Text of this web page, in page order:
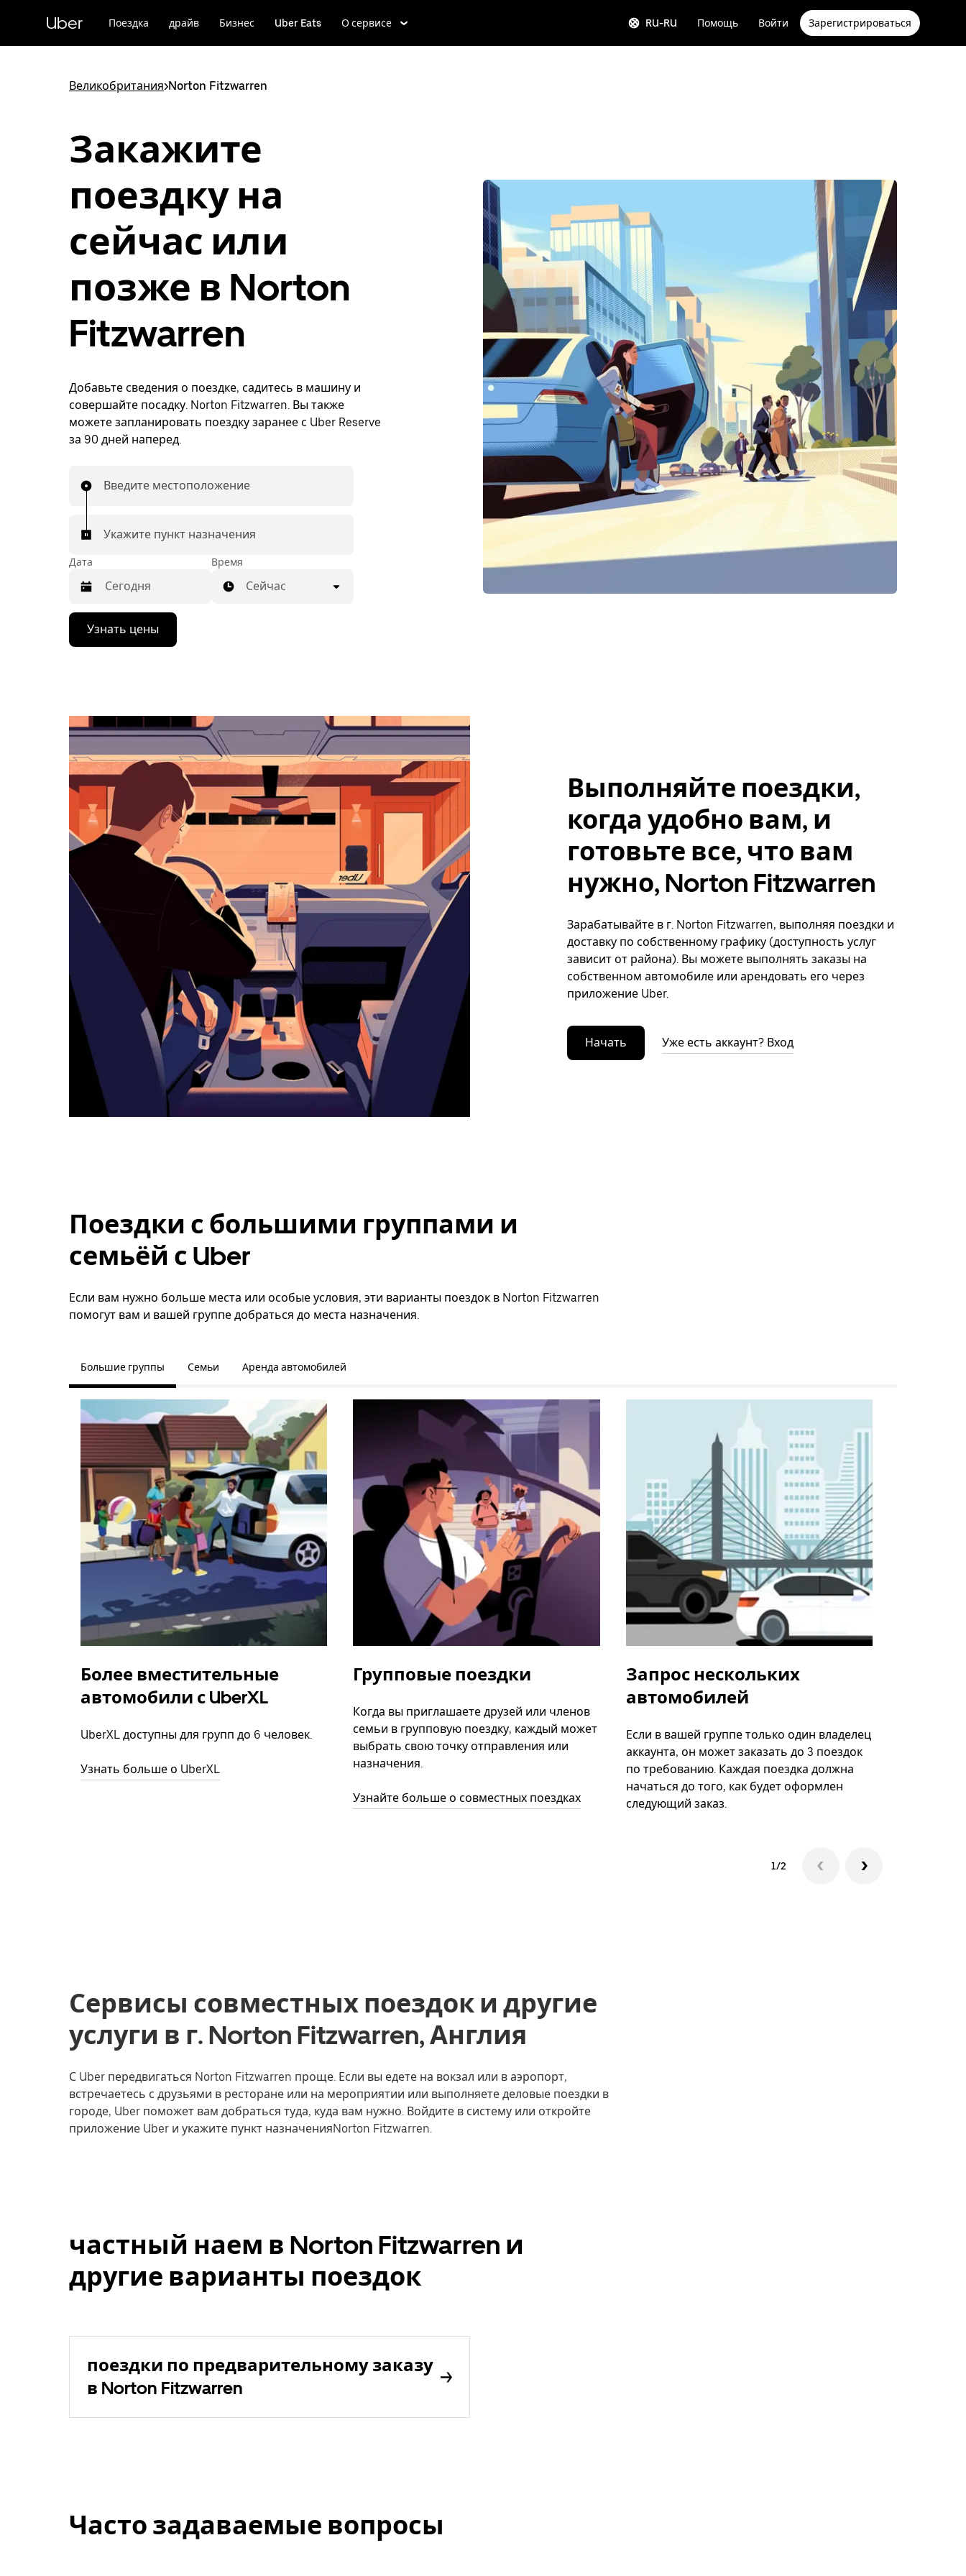
к
Uber Поездка драйв Бизнес Uber Eats О сервисе RU-RU Помощь Войти Зарегистрироваться
Великобритания>Norton Fitzwarren
Закажите
поездку на
сейчас или
позже в Norton
Fitzwarren
Добавьте сведения о поездке, садитесь в машину и
совершайте посадку. Norton Fitzwarren. Вы также
можете запланировать поездку заранее с Uber Reserve
за 90 дней наперед.
Введите местоположение
Укажите пункт назначения
Дата
Нажмите
стрелку
вниз,
выбрать
дату.
закрыть
календарь,
нажмите
Esc.
Время
Сейчас
Узнать цены
Выполняйте поездки,
когда удобно вам, и
готовьте все, что вам
нужно, Norton Fitzwarren
Зарабатывайте в г. Norton Fitzwarren, выполняя поездки и
доставку по собственному графику (доступность услуг
зависит от района). Вы можете выполнять заказы на
собственном автомобиле или арендовать его через
приложение Uber.
Начать Уже есть аккаунт? Вход
Поездки с большими группами и
семьёй с Uber
Если вам нужно больше места или особые условия, эти варианты поездок в Norton Fitzwarren
помогут вам и вашей группе добраться до места назначения.
Большие группы Семьи Аренда автомобилей
Более вместительные
автомобили с UberXL
UberXL доступны для групп до 6 человек.
Узнать больше о UberXL
Групповые поездки
Когда вы приглашаете друзей или членов
семьи в групповую поездку, каждый может
выбрать свою точку отправления или
назначения.
Узнайте больше о совместных поездках
Запрос нескольких
автомобилей
Если в вашей группе только один владелец
аккаунта, он может заказать до 3 поездок
по требованию. Каждая поездка должна
начаться до того, как будет оформлен
следующий заказ.
1/2
Сервисы совместных поездок и другие
услуги в г. Norton Fitzwarren, Англия
С Uber передвигаться Norton Fitzwarren проще. Если вы едете на вокзал или в аэропорт,
встречаетесь с друзьями в ресторане или на мероприятии или выполняете деловые поездки в
городе, Uber поможет вам добраться туда, куда вам нужно. Войдите в систему или откройте
приложение Uber и укажите пункт назначенияNorton Fitzwarren.
частный наем в Norton Fitzwarren и
другие варианты поездок
поездки по предварительному заказу
в Norton Fitzwarren
Часто задаваемые вопросы